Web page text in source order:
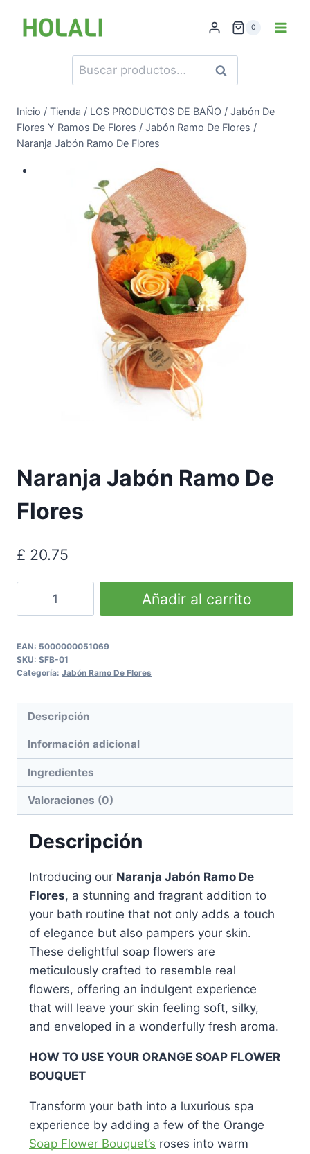
0
Buscar
por:
Buscar
Inicio / Tienda / LOS PRODUCTOS DE BAÑO / Jabón De
Flores Y Ramos De Flores / Jabón Ramo De Flores /
Naranja Jabón Ramo De Flores
Naranja Jabón Ramo De
Flores
£ 20.75
Bouquet
cantidad
Añadir al carrito
EAN: 5000000051069
SKU: SFB-01
Categoría: Jabón Ramo De Flores
Descripción
Información adicional
Ingredientes
Valoraciones (0)
Descripción
Introducing our Naranja Jabón Ramo De
Flores, a stunning and fragrant addition to
your bath routine that not only adds a touch
of elegance but also pampers your skin.
These delightful soap flowers are
meticulously crafted to resemble real
flowers, offering an indulgent experience
that will leave your skin feeling soft, silky,
and enveloped in a wonderfully fresh aroma.
HOW TO USE YOUR ORANGE SOAP FLOWER
BOUQUET
Transform your bath into a luxurious spa
experience by adding a few of the Orange
Soap Flower Bouquet’s roses into warm